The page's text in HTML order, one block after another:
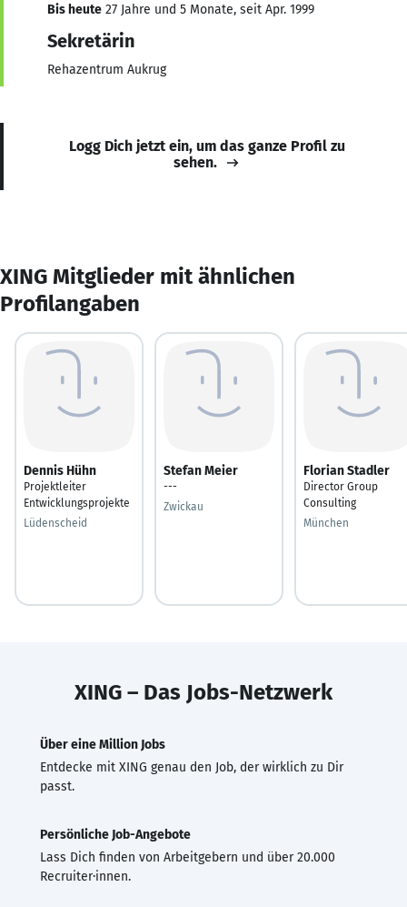
Bis heute 27 Jahre und 5 Monate, seit Apr. 1999
Sekretärin
Rehazentrum Aukrug
Logg Dich jetzt ein, um das ganze Profil zu
sehen.
XING Mitglieder mit ähnlichen
Profilangaben
Dennis Hühn
Projektleiter
Entwicklungsprojekte
Lüdenscheid
Stefan Meier
---
Zwickau
Florian Stadler
Director Group
Consulting
München
XING – Das Jobs-Netzwerk
Über eine Million Jobs
Entdecke mit XING genau den Job, der wirklich zu Dir
passt.
Persönliche Job-Angebote
Lass Dich finden von Arbeitgebern und über 20.000
Recruiter·innen.